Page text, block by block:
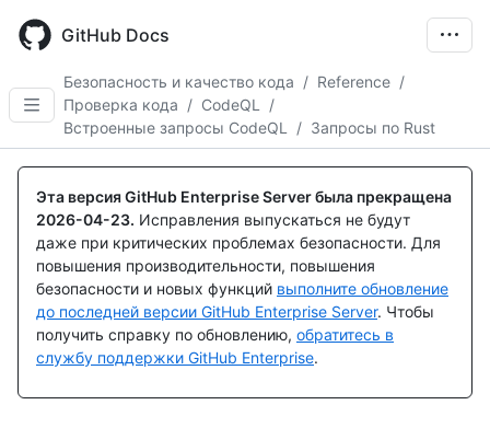
main
GitHub Docs
Безопасность и качество кода / Reference /
Проверка кода / CodeQL
/
Встроенные запросы CodeQL
/ Запросы по Rust
Эта версия GitHub Enterprise Server была прекращена
2026-04-23. Исправления выпускаться не будут
даже при критических проблемах безопасности. Для
повышения производительности, повышения
безопасности и новых функций выполните обновление
до последней версии GitHub Enterprise Server. Чтобы
получить справку по обновлению, обратитесь в
службу поддержки GitHub Enterprise.